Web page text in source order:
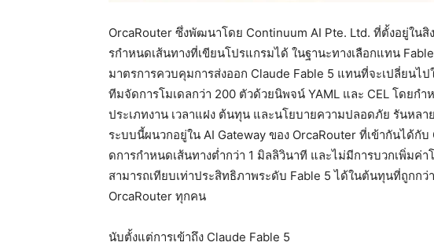
OrcaRouter ซึ่งพัฒนาโดย Continuum AI Pte. Ltd. ที่ตั้งอยู่ในสิ
รกำหนดเส้นทางที่เขียนโปรแกรมได้ ในฐานะทางเลือกแทน
มาตรการควบคุมการส่งออก Claude Fable 5 แทนที่จะเปลี่ยนไป
ทีมจัดการโมเดลกว่า 200 ตัวด้วยนิพจน์ YAML และ CEL โดยก
ประเภทงาน เวลาแฝง ต้นทุน และนโยบายความปลอดภัย รันหล
ระบบนี้ผนวกอยู่ใน AI Gateway ของ OrcaRouter ที่เข้ากันได้กับ
ดการกำหนดเส้นทางต่ำกว่า 1 มิลลิวินาที และไม่มีการบวกเพิ่มค่า
สามารถเทียบเท่าประสิทธิภาพระดับ Fable 5 ได้ในต้นทุนที่ถูกก
OrcaRouter ทุกคน
นับตั้งแต่การเข้าถึง Claude Fable 5